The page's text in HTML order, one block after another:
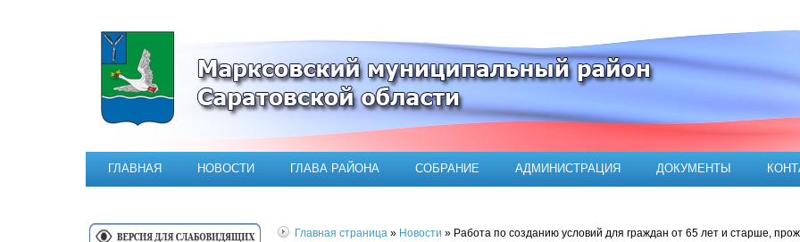
Официальный сайт Марксовского муниципального района
ГЛАВНАЯ НОВОСТИ ГЛАВА РАЙОНА СОБРАНИЕ АДМИНИСТРАЦИЯ ДОКУМЕНТЫ
Главная страница » Новости » Работа по созданию условий для граждан от 65 лет и старше,